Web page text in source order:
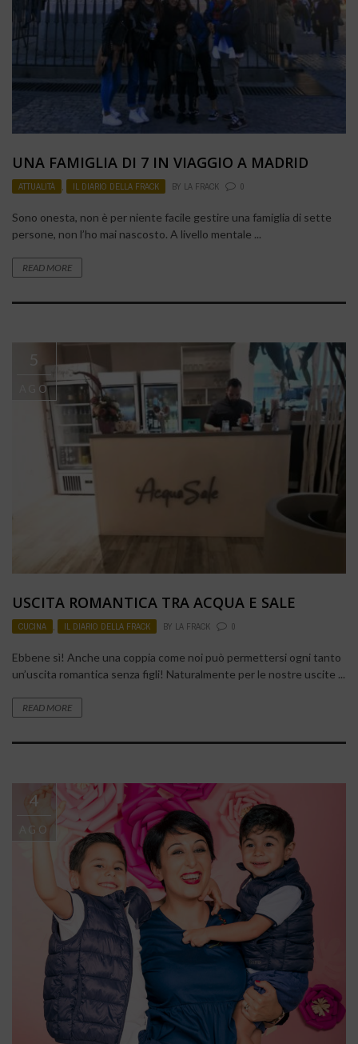
UNA FAMIGLIA DI 7 IN VIAGGIO A MADRID
ATTUALITÀ , IL DIARIO DELLA FRACK BY LA FRACK 0
Sono onesta, non è per niente facile gestire una famiglia di sette
persone, non l’ho mai nascosto. A livello mentale ...
READ MORE
5
AGO
USCITA ROMANTICA TRA ACQUA E SALE
CUCINA , IL DIARIO DELLA FRACK BY LA FRACK 0
Ebbene sì! Anche una coppia come noi può permettersi ogni tanto
un’uscita romantica senza figli! Naturalmente per le nostre uscite ...
READ MORE
4
AGO